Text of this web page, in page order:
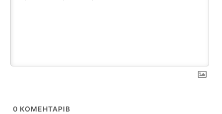
0 КОМЕНТАРІВ